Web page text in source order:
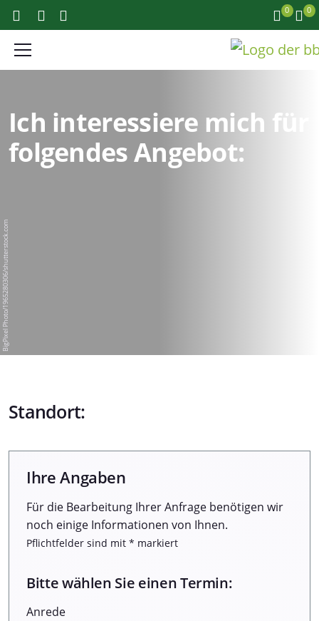
0 0
Ich interessiere mich für
folgendes Angebot:
BigPixel Photo/1965280306/shutterstock.com
Standort:
Ihre Angaben
Für die Bearbeitung Ihrer Anfrage benötigen wir
noch einige Informationen von Ihnen.
Pflichtfelder sind mit * markiert
Bitte wählen Sie einen Termin:
Anrede